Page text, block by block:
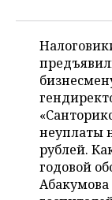
КОМУ
ТОРГОВЫЕ
ТАТАРСТАНА
БЮДЖЕТ
ИНВЕСТИЦИИ
НЕФТЕХИМИЯ
НЕФТЬ
ОПК
ЭНЕРГЕТИКА
НОВОСТИ АВТО
БИЗНЕС
НОВОСТИ
РОЗНИЧНАЯ
ТРАНСПОРТ
УСЛУГИ
ТЕХНОЛОГИИ
НОВОСТИ
МЕДИА
МЕРОПРИЯТИЯ
НОВОСТИ
ВЫЕЗДНАЯ
СПОРТ
НОВОСТИ
ОБЩЕСТВО
неуплаты
рублей.
годовой
Абакумова